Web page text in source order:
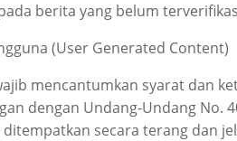
berita yang belum
(User Generated Content)
mencantumkan syarat dan
dengan Undang-Undang No.
ditempatkan secara terang dan